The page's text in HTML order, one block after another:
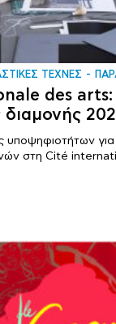
ΤΕΧΝΕΣ
des
διαμονής
υποψηφιοτήτων
στη Cité